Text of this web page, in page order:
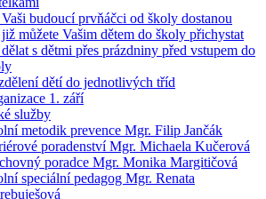
budoucí prvňáčci od školy dostanou
můžete Vašim dětem do školy přichystat
s dětmi přes prázdniny před vstupem do
dětí do jednotlivých tříd
1. září
služby
metodik prevence Mgr. Filip Jančák
poradenství Mgr. Michaela Kučerová
poradce Mgr. Monika Margitičová
speciální pedagog Mgr. Renata